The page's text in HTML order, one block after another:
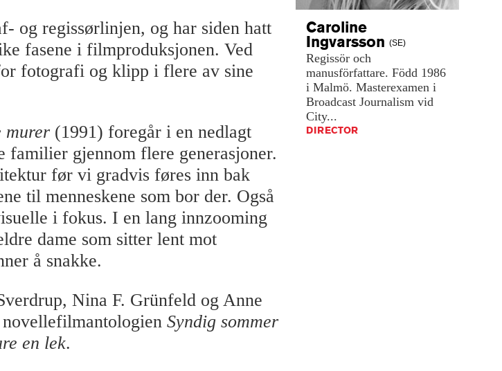
og regissørlinjen, og har siden hatt
fasene i filmproduksjonen. Ved
fotografi og klipp i flere av sine
murer (1991) foregår i en nedlagt
familier gjennom flere generasjoner.
før vi gradvis føres inn bak
til menneskene som bor der. Også
i fokus. I en lang innzooming
dame som sitter lent mot
å snakke.
Nina F. Grünfeld og Anne
Syndig sommer
en lek.
Caroline
Ingvarsson (SE)
Regissör och
manusförfattare. Född 1986
i Malmö. Masterexamen i
Broadcast Journalism vid
City...
DIRECTOR